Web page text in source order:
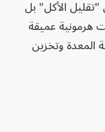
الأكل" بل
عميقة
المعدة وتخزين